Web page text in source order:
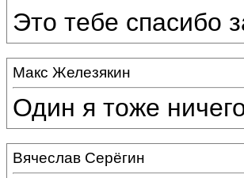
Это тебе спасибо
Макс Железякин
Один я тоже
Вячеслав Серёгин